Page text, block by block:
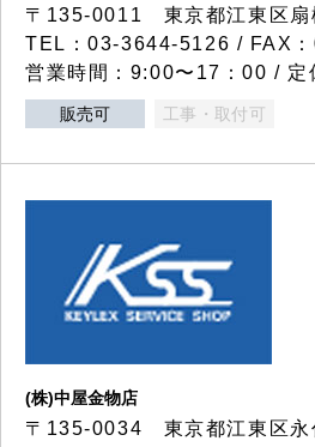
〒135-0011 東京都江東区扇
TEL：03-3644-5126 / FAX
営業時間：9:00〜17：00 / 定
販売可 工事・取付可
(株)中屋金物店
〒135-0034 東京都江東区永